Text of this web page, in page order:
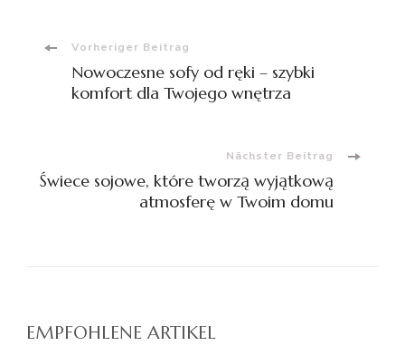
Beitragsnavigation
Vorheriger Beitrag
Nowoczesne sofy od ręki – szybki
komfort dla Twojego wnętrza
Nächster Beitrag
Świece sojowe, które tworzą wyjątkową
atmosferę w Twoim domu
EMPFOHLENE ARTIKEL